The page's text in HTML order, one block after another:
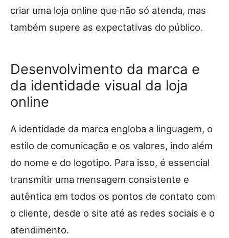
criar uma loja online que não só atenda, mas
também supere as expectativas do público.
Desenvolvimento da marca e
da identidade visual da loja
online
A identidade da marca engloba a linguagem, o
estilo de comunicação e os valores, indo além
do nome e do logotipo. Para isso, é essencial
transmitir uma mensagem consistente e
autêntica em todos os pontos de contato com
o cliente, desde o site até as redes sociais e o
atendimento.